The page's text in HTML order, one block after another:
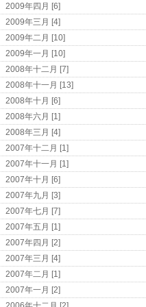
2009年四月 [6]
2009年三月 [4]
2009年二月 [10]
2009年一月 [10]
2008年十二月 [7]
2008年十一月 [13]
2008年十月 [6]
2008年六月 [1]
2008年三月 [4]
2007年十二月 [1]
2007年十一月 [1]
2007年十月 [6]
2007年九月 [3]
2007年七月 [7]
2007年五月 [1]
2007年四月 [2]
2007年三月 [4]
2007年二月 [1]
2007年一月 [2]